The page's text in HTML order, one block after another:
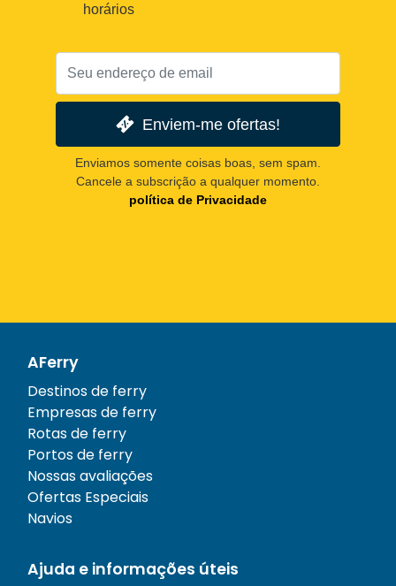
horários
Enviem-me ofertas!
Enviamos somente coisas boas, sem spam.
Cancele a subscrição a qualquer momento.
política de Privacidade
AFerry
Destinos de ferry
Empresas de ferry
Rotas de ferry
Portos de ferry
Nossas avaliações
Ofertas Especiais
Navios
Ajuda e informações úteis